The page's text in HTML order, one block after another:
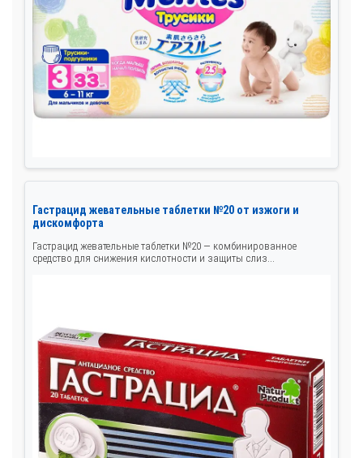
Гастрацид жевательные таблетки №20 от изжоги и
дискомфорта
Гастрацид жевательные таблетки №20 — комбинированное
средство для снижения кислотности и защиты слиз...